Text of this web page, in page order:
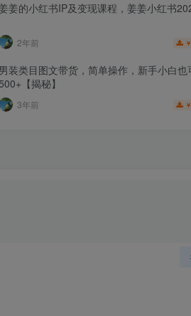
姜的小红书IP及变现课程，姜姜小红书
2年前 ￥
男装类目图文带货，简单操作，新手小白也
【揭秘】
3年前 ￥